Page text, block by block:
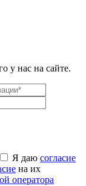
у нас на сайте.
Я даю согласие
на их
оператора